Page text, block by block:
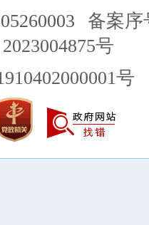
备案序
2023004875号
号